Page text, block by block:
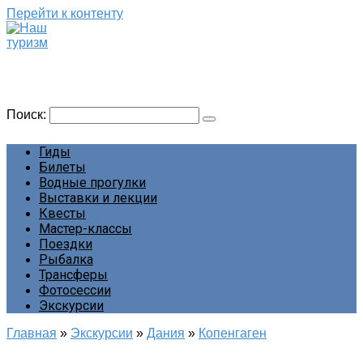
Перейти к контенту
Поиск:
Гиды
Билеты
Водные прогулки
Выставки и лекции
Квесты
Мастер-классы
Поездки
Рыбалка
Трансферы
Фотосессии
Экскурсии
Главная » Экскурсии » Дания » Копенгаген